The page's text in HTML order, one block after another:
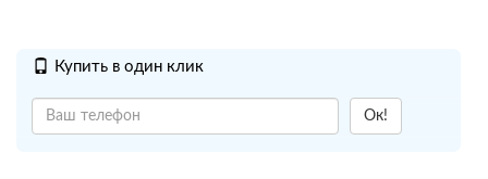
Купить в один клик
Ок!